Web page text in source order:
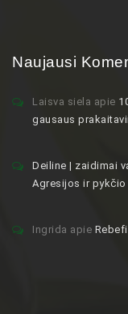
Naujausi
Laisva siela apie
gausaus
Deiline | zaidimai
Agresijos ir
Ingrida apie